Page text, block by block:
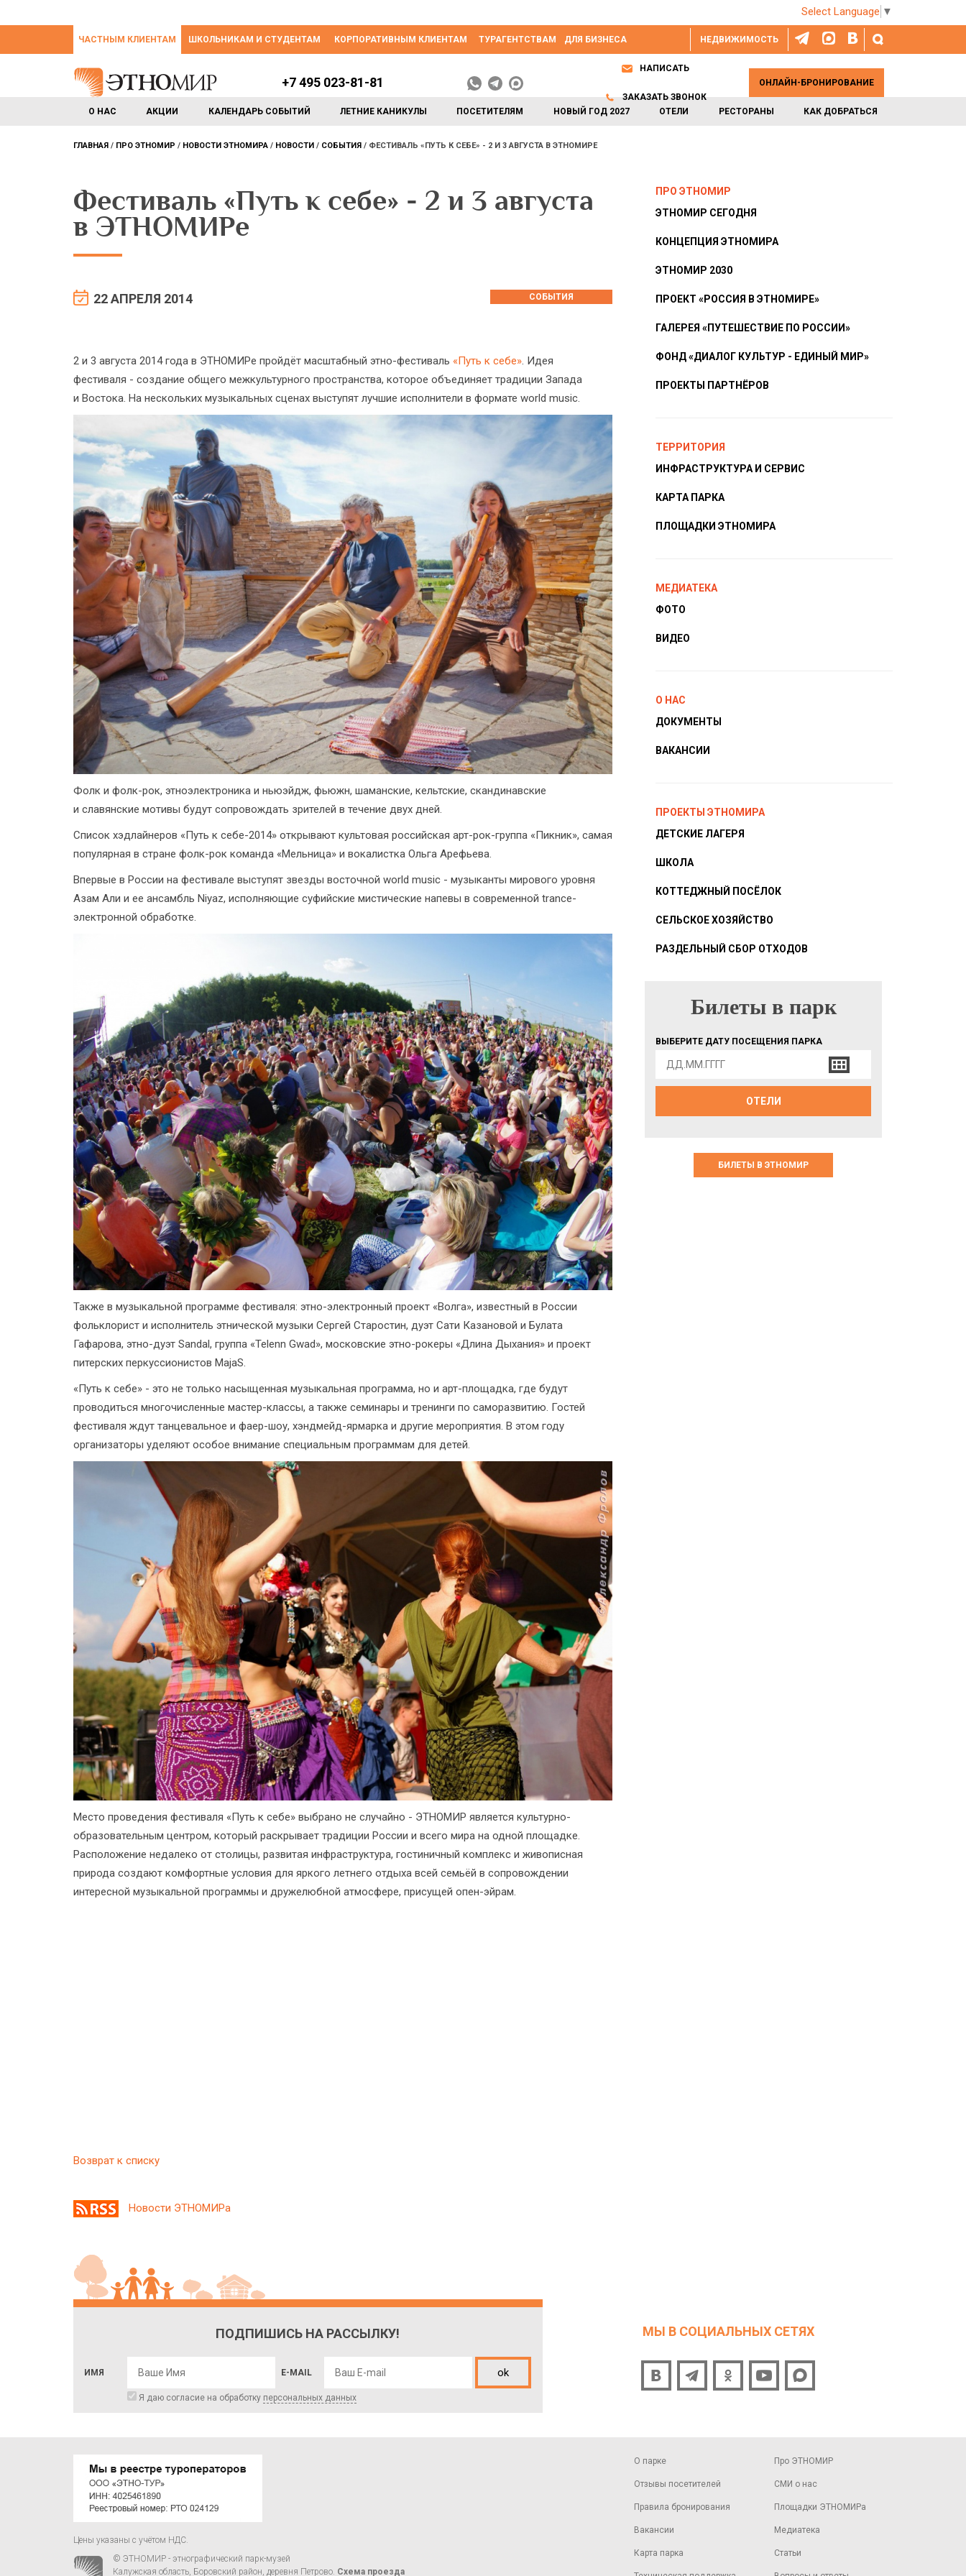
Select Language ▼
НЕДВИЖИМОСТЬ
ЧАСТНЫМ КЛИЕНТАМ ШКОЛЬНИКАМ И СТУДЕНТАМ КОРПОРАТИВНЫМ КЛИЕНТАМ ТУРАГЕНТСТВАМ ДЛЯ БИЗНЕСА
О НАС АКЦИИ КАЛЕНДАРЬ СОБЫТИЙ ЛЕТНИЕ КАНИКУЛЫ ПОСЕТИТЕЛЯМ НОВЫЙ ГОД 2027 ОТЕЛИ РЕСТОРАНЫ КАК ДОБРАТЬСЯ
+7 495 023-81-81
НАПИСАТЬ
ЗАКАЗАТЬ ЗВОНОК
ОНЛАЙН-БРОНИРОВАНИЕ
ГЛАВНАЯ ПРО ЭТНОМИР НОВОСТИ ЭТНОМИРА НОВОСТИ СОБЫТИЯ ФЕСТИВАЛЬ «ПУТЬ К СЕБЕ» - 2 И 3 АВГУСТА В ЭТНОМИРЕ
Фестиваль «Путь к себе» - 2 и 3 августа
в ЭТНОМИРе
22 АПРЕЛЯ 2014 СОБЫТИЯ
2 и 3 августа 2014 года в ЭТНОМИРе пройдёт масштабный этно-фестиваль «Путь к себе». Идея
фестиваля - создание общего межкультурного пространства, которое объединяет традиции Запада
и Востока. На нескольких музыкальных сценах выступят лучшие исполнители в формате world music.
Фолк и фолк-рок, этноэлектроника и ньюэйдж, фьюжн, шаманские, кельтские, скандинавские
и славянские мотивы будут сопровождать зрителей в течение двух дней.
Список хэдлайнеров «Путь к себе-2014» открывают культовая российская арт-рок-группа «Пикник», самая
популярная в стране фолк-рок команда «Мельница» и вокалистка Ольга Арефьева.
Впервые в России на фестивале выступят звезды восточной world music - музыканты мирового уровня
Азам Али и ее ансамбль Niyaz, исполняющие суфийские мистические напевы в современной trance-
электронной обработке.
Также в музыкальной программе фестиваля: этно-электронный проект «Волга», известный в России
фольклорист и исполнитель этнической музыки Сергей Старостин, дуэт Сати Казановой и Булата
Гафарова, этно-дуэт Sandal, группа «Telenn Gwad», московские этно-рокеры «Длина Дыхания» и проект
питерских перкуссионистов MajaS.
«Путь к себе» - это не только насыщенная музыкальная программа, но и арт-площадка, где будут
проводиться многочисленные мастер-классы, а также семинары и тренинги по саморазвитию. Гостей
фестиваля ждут танцевальное и фаер-шоу, хэндмейд-ярмарка и другие мероприятия. В этом году
организаторы уделяют особое внимание специальным программам для детей.
Место проведения фестиваля «Путь к себе» выбрано не случайно - ЭТНОМИР является культурно-
образовательным центром, который раскрывает традиции России и всего мира на одной площадке.
Расположение недалеко от столицы, развитая инфраструктура, гостиничный комплекс и живописная
природа создают комфортные условия для яркого летнего отдыха всей семьёй в сопровождении
интересной музыкальной программы и дружелюбной атмосфере, присущей опен-эйрам.
Возврат к списку
ПРО ЭТНОМИР
ЭТНОМИР СЕГОДНЯ
КОНЦЕПЦИЯ ЭТНОМИРА
ЭТНОМИР 2030
ПРОЕКТ «РОССИЯ В ЭТНОМИРЕ»
ГАЛЕРЕЯ «ПУТЕШЕСТВИЕ ПО РОССИИ»
ФОНД «ДИАЛОГ КУЛЬТУР - ЕДИНЫЙ МИР»
ПРОЕКТЫ ПАРТНЁРОВ
ТЕРРИТОРИЯ
ИНФРАСТРУКТУРА И СЕРВИС
КАРТА ПАРКА
ПЛОЩАДКИ ЭТНОМИРА
МЕДИАТЕКА
ФОТО
ВИДЕО
О НАС
ДОКУМЕНТЫ
ВАКАНСИИ
ПРОЕКТЫ ЭТНОМИРА
ДЕТСКИЕ ЛАГЕРЯ
ШКОЛА
КОТТЕДЖНЫЙ ПОСЁЛОК
СЕЛЬСКОЕ ХОЗЯЙСТВО
РАЗДЕЛЬНЫЙ СБОР ОТХОДОВ
БИЛЕТЫ В ПАРК
Билеты в парк
ВЫБЕРИТЕ ДАТУ ПОСЕЩЕНИЯ ПАРКА
ОТЕЛИ
БИЛЕТЫ В ЭТНОМИР
Новости ЭТНОМИРа
ПОДПИШИСЬ НА РАССЫЛКУ!
ИМЯ E-MAIL ok
Я даю согласие на обработку персональных данных
МЫ В СОЦИАЛЬНЫХ СЕТЯХ
О парке
Отзывы посетителей
Правила бронирования
Вакансии
Карта парка
Про ЭТНОМИР
СМИ о нас
Площадки ЭТНОМИРа
Медиатека
Статьи
Цены указаны с учётом НДС.
© ЭТНОМИР - этнографический парк-музей
Калужская область, Боровский район, деревня Петрово. Схема проезда